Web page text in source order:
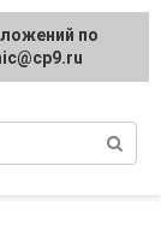
по